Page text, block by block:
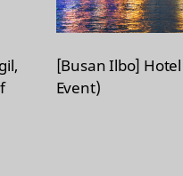
[Busan Ilbo]
Event)